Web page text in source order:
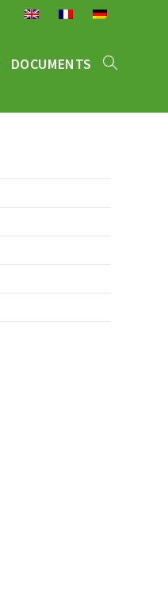
DOCUMENTS